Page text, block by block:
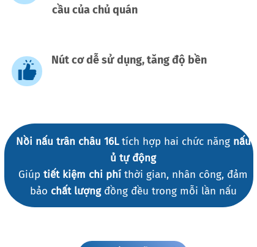
cầu của chủ quán
Nút cơ dễ sử dụng, tăng độ bền
Nồi nấu trân châu 16Ltích hợp hai chức năng nấu
ủ tự động
Giúptiết kiệm chi phí thời gian, nhân công, đảm
bảo chất lượngđồng đều trong mỗi lần nấu